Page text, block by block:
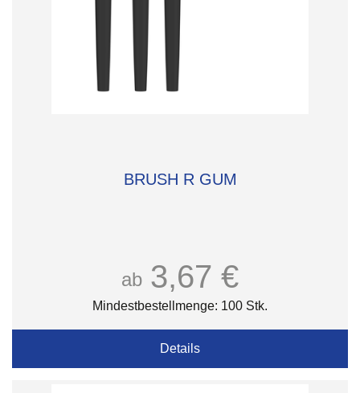
BRUSH R GUM
ab 3,67 €
Mindestbestellmenge: 100 Stk.
Details